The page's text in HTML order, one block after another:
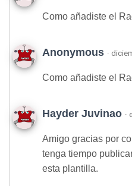
Como añadiste el
Anonymous ·
Como añadiste el
Hayder Juvinao ·
Amigo gracias por
tenga tiempo
esta plantilla.